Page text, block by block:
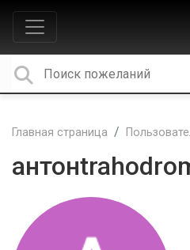
Главная страница